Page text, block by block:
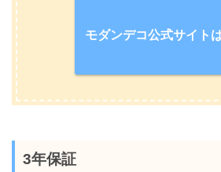
モダンデコ公式サイト
3年保証